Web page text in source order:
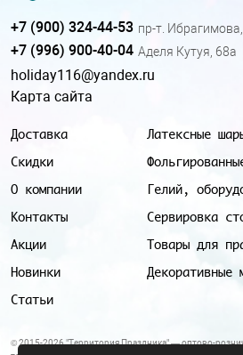
Доставка
Скидки
О компании
Контакты
Акции
Новинки
Статьи
Латексные
Гелий,
Сервировка
Товары для
Декоративные
+7 (900) 324-44-53 пр-т.
+7 (996) 900-40-04 Аделя Кутуя, 68а
holiday116@yandex.ru
Карта сайта
© 2015-2026 "Территория Праздника" — оптово-